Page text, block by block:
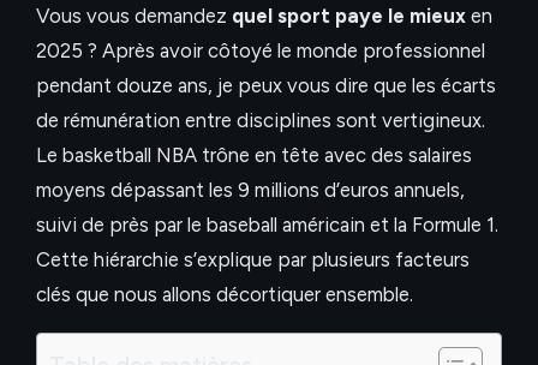
Vous vous demandez quel sport paye le mieux en
2025 ? Après avoir côtoyé le monde professionnel
pendant douze ans, je peux vous dire que les écarts
de rémunération entre disciplines sont vertigineux.
Le basketball NBA trône en tête avec des salaires
moyens dépassant les 9 millions d’euros annuels,
suivi de près par le baseball américain et la Formule 1.
Cette hiérarchie s’explique par plusieurs facteurs
clés que nous allons décortiquer ensemble.